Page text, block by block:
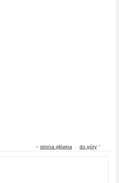
« strona główna - do góry ^